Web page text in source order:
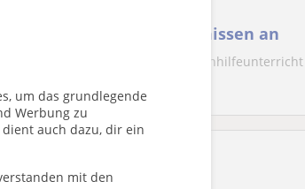
um das grundlegende
Werbung zu
auch dazu, dir ein
mit den
mich deinen Bedrufnissen an
und ich biete qualifizierten